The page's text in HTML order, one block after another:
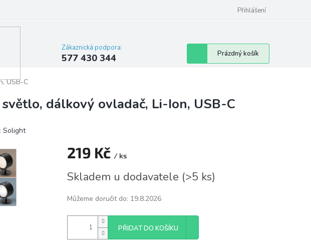
Přihlášení
Zákaznická podpora:
577 430 344
Nákupní
košík
Prázdný košík
USB-C
dálkový ovladač, Li-Ion, USB-C
Solight
219 Kč / ks
cena:
Skladem u dodavatele (>5 ks)
Můžeme doručit do: 19.8.2026
PŘIDAT DO KOŠÍKU